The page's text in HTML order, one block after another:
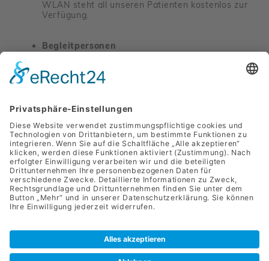
WLAN steht all unseren Pati­enten kostenlos zur
Verfü­gung.
Begleitpersonen
empfehlen Ihnen jedoch, vorab mit uns in
Kontakt zu treten, um mit Ihnen den even­tuell
Erfolg bespre­chen zu können.
Privatklinik Hollenburg GmbH
Krustet­tener Straße 25
3506 Krems-Hollen­burg
+43 (0) 2739 / 77110
office.hollenburg@sanlas.at
Presse
Impressum
Daten­schutz